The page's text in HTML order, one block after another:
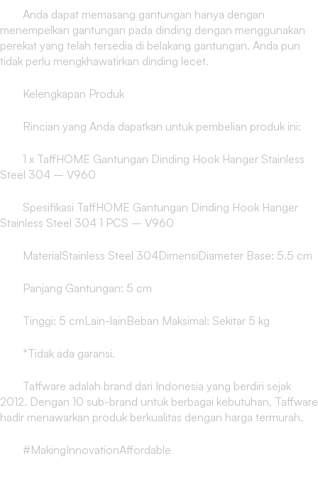
Anda dapat memasang gantungan hanya dengan
menempelkan gantungan pada dinding dengan menggunakan
perekat yang telah tersedia di belakang gantungan. Anda pun
tidak perlu mengkhawatirkan dinding lecet.
Kelengkapan Produk
Rincian yang Anda dapatkan untuk pembelian produk ini:
1 x TaffHOME Gantungan Dinding Hook Hanger Stainless
Steel 304 – V960
Spesifikasi TaffHOME Gantungan Dinding Hook Hanger
Stainless Steel 304 1 PCS – V960
MaterialStainless Steel 304DimensiDiameter Base: 5.5 cm
Panjang Gantungan: 5 cm
Tinggi: 5 cmLain-lainBeban Maksimal: Sekitar 5 kg
*Tidak ada garansi.
Taffware adalah brand dari Indonesia yang berdiri sejak
2012. Dengan 10 sub-brand untuk berbagai kebutuhan, Taffware
hadir menawarkan produk berkualitas dengan harga termurah.
#MakingInnovationAffordable